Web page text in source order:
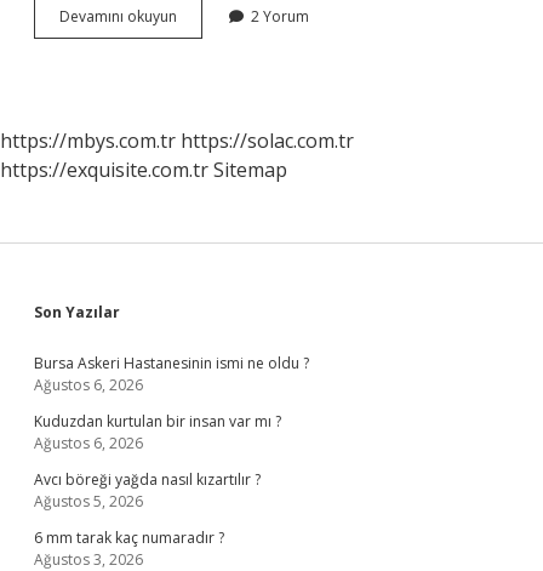
Devamını okuyun
Çiğ
Gelir
2 Yorum
https://mbys.com.tr https://solac.com.tr
https://exquisite.com.trSitemap
Sidebar
Son Yazılar
Bursa Askeri Hastanesinin ismi ne oldu ?
Ağustos 6, 2026
Kuduzdan kurtulan bir insan var mı ?
Ağustos 6, 2026
Avcı böreği yağda nasıl kızartılır ?
Ağustos 5, 2026
6 mm tarak kaç numaradır ?
Ağustos 3, 2026